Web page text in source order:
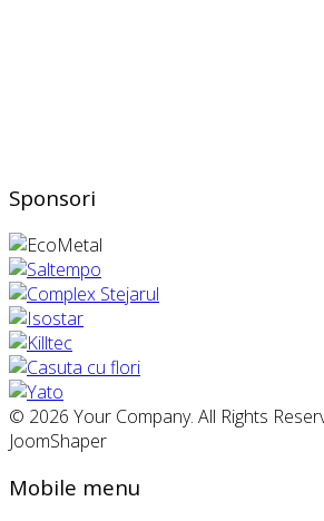
Sponsori
© 2026 Your Company. All Rights
JoomShaper
Mobile menu